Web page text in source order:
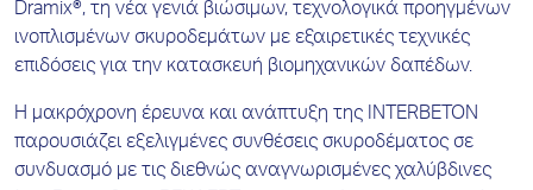
Dramix®, τη νέα γενιά βιώσιμων, τεχνολογικά προηγμένων
ινοπλισμένων σκυροδεμάτων με εξαιρετικές τεχνικές
επιδόσεις για την κατασκευή βιομηχανικών δαπέδων.
Η μακρόχρονη έρευνα και ανάπτυξη της INTERBETON
παρουσιάζει εξελιγμένες συνθέσεις σκυροδέματος σε
συνδυασμό με τις διεθνώς αναγνωρισμένες χαλύβδινες